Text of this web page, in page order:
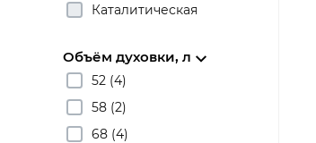
Каталитическая
Объём духовки, л
52 (4)
58 (2)
68 (4)